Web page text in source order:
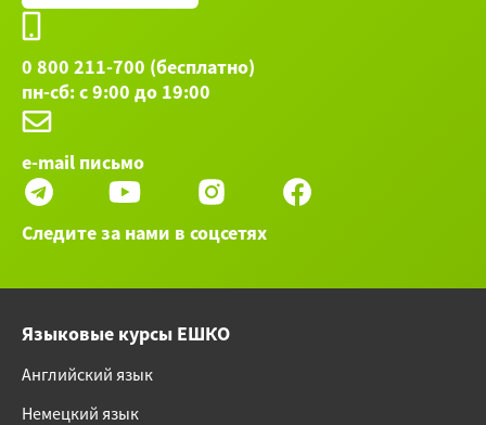
0 800 211-700 (бесплатно)
пн-сб: с 9:00 до 19:00
e-mail письмо
Следите за нами в соцсетях
Языковые курсы ЕШКО
Английский язык
Немецкий язык